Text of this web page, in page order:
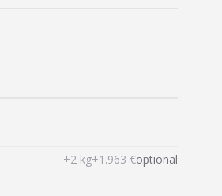
+2 kg+1.963 €optional